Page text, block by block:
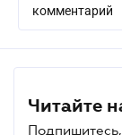
комментарий
Читайте